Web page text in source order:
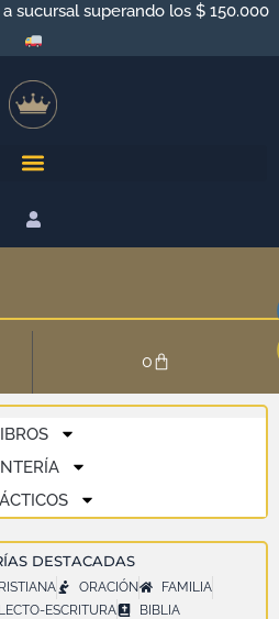
a sucursal superando los $ 150.000
0
DESTACADAS
ORACIÓN
FAMILIA
LECTO-ESCRITURA BIBLIA